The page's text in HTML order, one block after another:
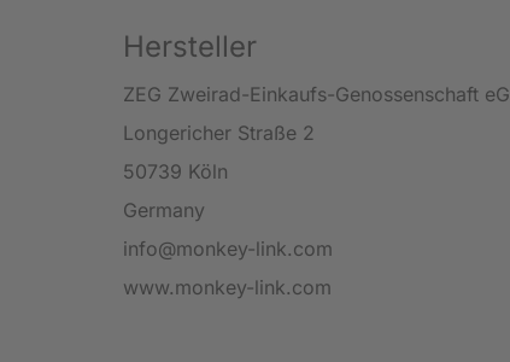
Hersteller
ZEG Zweirad-Einkaufs-Genossenschaft eG
Longericher Straße 2
50739 Köln
Germany
info@monkey-link.com
www.monkey-link.com